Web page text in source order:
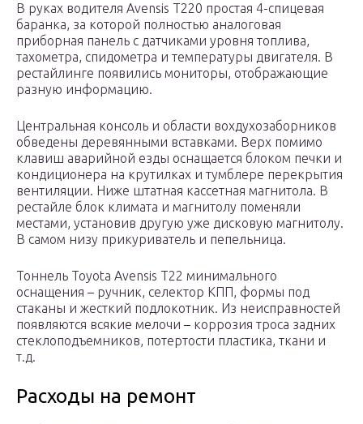
В руках водителя Avensis T220 простая 4-спицевая
баранка, за которой полностью аналоговая
приборная панель с датчиками уровня топлива,
тахометра, спидометра и температуры двигателя. В
рестайлинге появились мониторы, отображающие
разную информацию.
Центральная консоль и области вохдухозаборников
обведены деревянными вставками. Верх помимо
клавиш аварийной езды оснащается блоком печки и
кондиционера на крутилках и тумблере перекрытия
вентиляции. Ниже штатная кассетная магнитола. В
рестайле блок климата и магнитолу поменяли
местами, установив другую уже дисковую магнитолу.
В самом низу прикуриватель и пепельница.
Тоннель Toyota Avensis T22 минимального
оснащения – ручник, селектор КПП, формы под
стаканы и жесткий подлокотник. Из неисправностей
появляются всякие мелочи – коррозия троса задних
стеклоподъемников, потертости пластика, ткани и
т.д.
Расходы на ремонт